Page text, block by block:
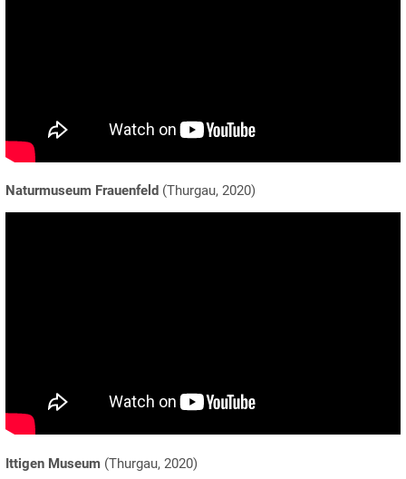
Naturmuseum Frauenfeld (Thurgau, 2020)
Ittigen Museum (Thurgau, 2020)